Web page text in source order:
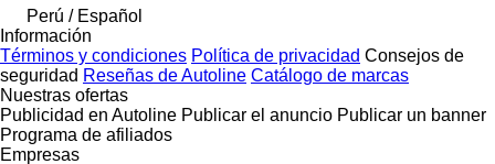
Perú / Español
Información
Términos y condiciones Política de privacidad Consejos de
seguridad Reseñas de Autoline Catálogo de marcas
Nuestras ofertas
Publicidad en Autoline Publicar el anuncio Publicar un banner
Programa de afiliados
Empresas